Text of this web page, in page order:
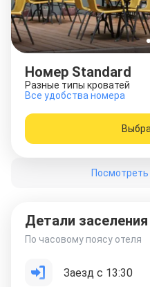
Номер Standard
Разные типы кроватей
Все удобства номера
Детали заселения
По часовому поясу отеля
Заезд с 13:30